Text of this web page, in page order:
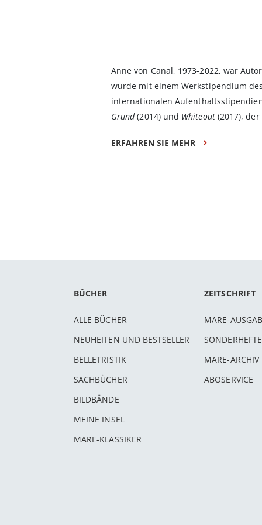
Anne von Canal, 1973-2022, war
wurde mit einem Werkstipendium
internationalen
Grund(2014) und Whiteout(2017),
ERFAHREN SIE MEHR
BÜCHER
ALLE BÜCHER
NEUHEITEN UND BESTSELLER
BELLETRISTIK
SACHBÜCHER
BILDBÄNDE
MEINE INSEL
MARE-KLASSIKER
ZEITSCHRIFT
MARE-
SONDERHEFTE
MARE-ARCHIV
ABOSERVICE